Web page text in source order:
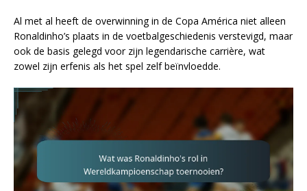
Al met al heeft de overwinning in de Copa América niet alleen
Ronaldinho’s plaats in de voetbalgeschiedenis verstevigd, maar
ook de basis gelegd voor zijn legendarische carrière, wat
zowel zijn erfenis als het spel zelf beïnvloedde.